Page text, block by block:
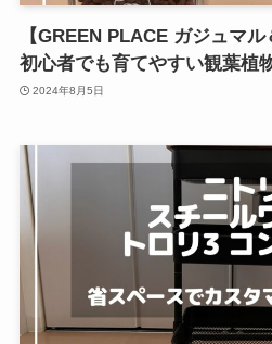
【GREEN PLACE ガジュマ
初心者でも育てやすい観葉植
2024年8月5日